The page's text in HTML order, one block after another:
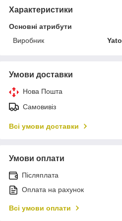
Характеристики
Основні атрибути
Виробник
Yato
Умови доставки
Нова Пошта
Самовивіз
Всі умови доставки
Умови оплати
Післяплата
Оплата на рахунок
Всі умови оплати